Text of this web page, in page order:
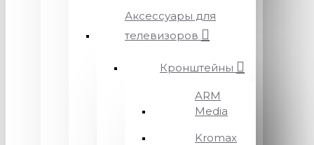
Аксессуары для
телевизоров
Кронштейны
ARM
Media
Kromax